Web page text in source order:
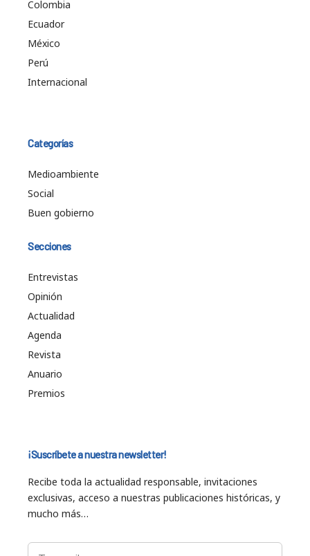
Colombia
Ecuador
México
Perú
Internacional
Categorías
Medioambiente
Social
Buen gobierno
Secciones
Entrevistas
Opinión
Actualidad
Agenda
Revista
Anuario
Premios
¡Suscríbete a nuestra newsletter!
Recibe toda la actualidad responsable, invitaciones
exclusivas, acceso a nuestras publicaciones históricas, y
mucho más…